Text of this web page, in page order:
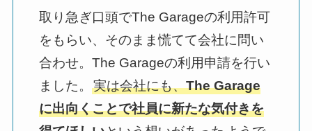
取り急ぎ口頭でThe Garageの利用許可
をもらい、そのまま慌てて会社に問い
合わせ。The Garageの利用申請を行い
ました。 実は会社にも、The Garage
に出向くことで社員に新たな気付きを